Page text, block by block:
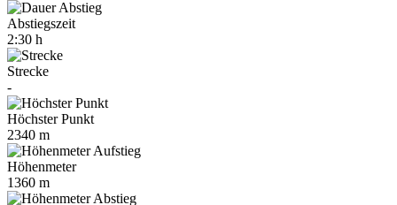
Abstiegszeit
2:30 h
Strecke
-
Höchster Punkt
2340 m
Höhenmeter
1360 m